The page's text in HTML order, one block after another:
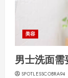
美容
男士洗面
SPOTLESSCOBRA94